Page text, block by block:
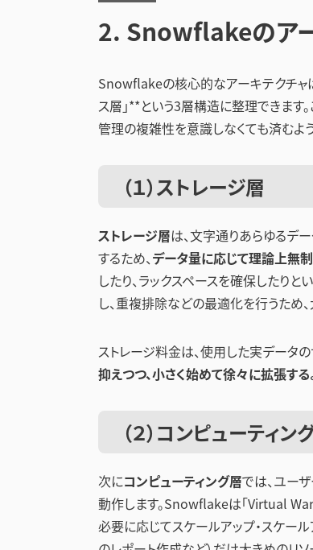
2. Snowflakeのア
Snowflakeの核心的なアーキテクチャは
ス層」**という3層構造に整理できま
管理の複雑性を意識しなくても済むよ
（１）ストレージ層
ストレージ層は、文字通りあらゆるデ
するため、データ量に応じて理論上無
したり、ラックスペースを確保したり
し、重複排除などの最適化を行うため
ストレージ料金は、使用した実データ
抑えつつ、小さく始めて徐々に拡張する
（２）コンピューティン
次にコンピューティング層では、ユー
動作します。Snowflakeは「Virtual
必要に応じてスケールアップ・スケー